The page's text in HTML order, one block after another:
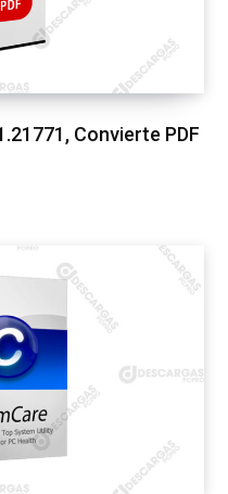
Convierte PDF